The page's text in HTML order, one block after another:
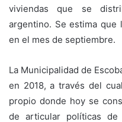
viviendas que se
argentino. Se estima que
en el mes de septiembre.
La Municipalidad de
en 2018, a través del
propio donde hoy se
de articular políticas de